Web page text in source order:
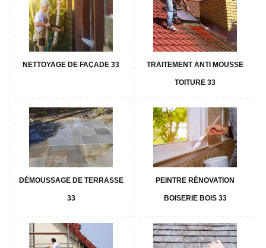
NETTOYAGE DE FAÇADE 33 TRAITEMENT ANTI MOUSSE
TOITURE 33
DÉMOUSSAGE DE TERRASSE
33
PEINTRE RÉNOVATION
BOISERIE BOIS 33